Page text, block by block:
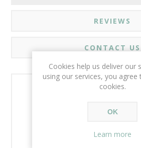
REVIEWS
CONTACT US
Χαρακτηριστικά
Cookies help us deliver our
using our services, you
cookies.
OK
Learn more